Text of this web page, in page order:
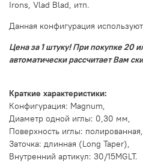
Irons, Vlad Blad, итп.
Данная конфигурация
Цена за 1 штуку! При покупке 20
автоматически рассчитает Вам
Краткие характеристики:
Конфигурация: Magnum,
Диаметр одной иглы: 0,30 мм,
Поверхность иглы: полированная,
Заточка: длинная (Long Taper),
Внутренний артикул: 30/15MGLT.